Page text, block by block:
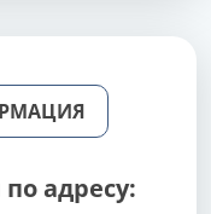
адресу: